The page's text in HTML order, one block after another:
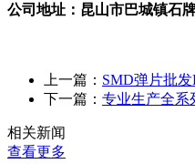
公司地址：昆山市巴城镇石
上一篇： SMD弹片批
下一篇： 专业生产全系
相关新闻
查看更多